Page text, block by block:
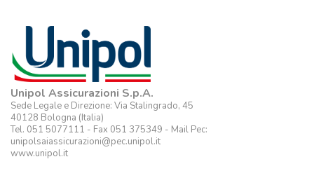
Unipol Assicurazioni S.p.A.
Sede Legale e Direzione: Via Stalingrado, 45
40128 Bologna (Italia)
Tel. 051 5077111 - Fax 051 375349 - Mail Pec:
unipolsaiassicurazioni@pec.unipol.it
www.unipol.it